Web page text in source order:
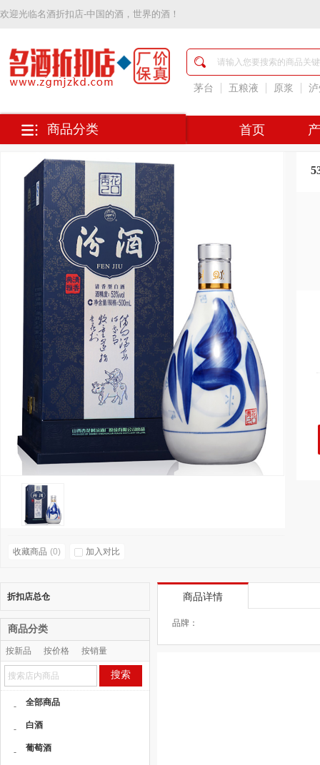
欢迎光临名酒折扣店-中国的酒，世界的酒！
茅台 五粮液 原浆
首页
商品分类
收藏商品 (0) 加入对比
商品详情
品牌：
折扣店总仓
商品分类
按新品 按价格
按销量
按人气
搜索
- 全部商品
- 白酒
- 葡萄酒